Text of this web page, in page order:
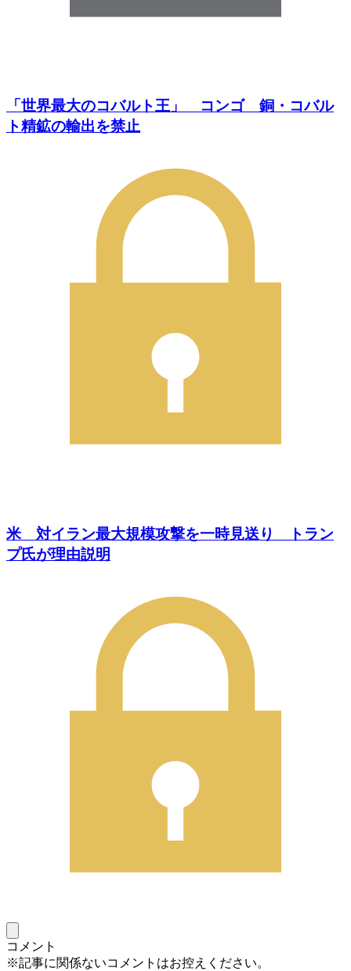
「世界最大のコバルト王」 コンゴ 銅・コバル
ト精鉱の輸出を禁止
米 対イラン最大規模攻撃を一時見送り トラン
プ氏が理由説明
コメント
※記事に関係ないコメントはお控えください。